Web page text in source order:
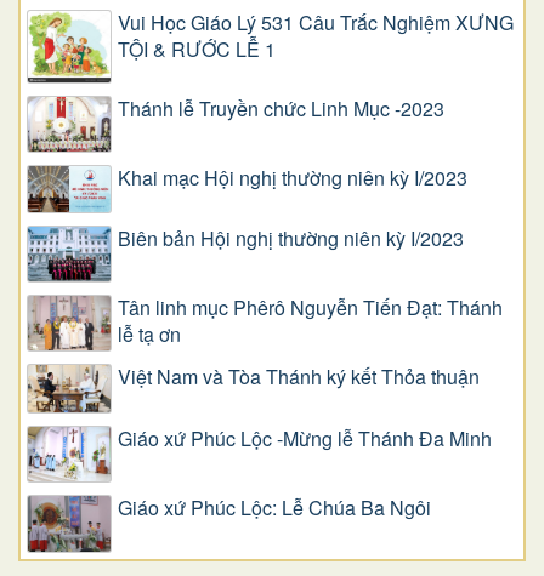
Vui Học Giáo Lý 531 Câu Trắc Nghiệm XƯNG
TỘI & RƯỚC LỄ 1
Thánh lễ Truyền chức Linh Mục -2023
Khai mạc Hội nghị thường niên kỳ I/2023
Biên bản Hội nghị thường niên kỳ I/2023
Tân linh mục Phêrô Nguyễn Tiến Đạt: Thánh
lễ tạ ơn
Việt Nam và Tòa Thánh ký kết Thỏa thuận
Giáo xứ Phúc Lộc -Mừng lễ Thánh Đa Minh
Giáo xứ Phúc Lộc: Lễ Chúa Ba Ngôi